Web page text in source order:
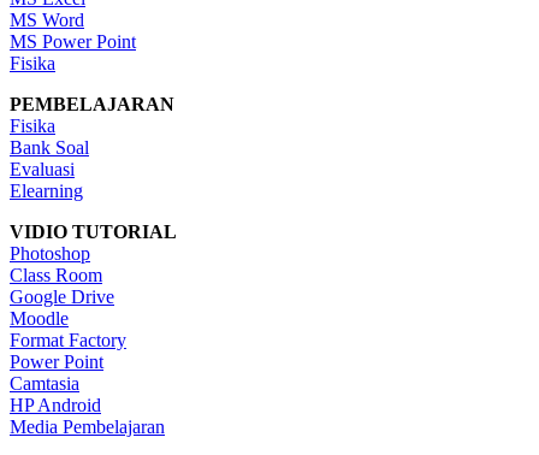
MS Word
MS Power Point
Fisika
PEMBELAJARAN
Fisika
Bank Soal
Evaluasi
Elearning
VIDIO TUTORIAL
Photoshop
Class Room
Google Drive
Moodle
Format Factory
Power Point
Camtasia
HP Android
Media Pembelajaran